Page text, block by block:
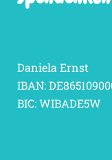
Daniela Ernst
IBAN:
BIC: WIBADE5W